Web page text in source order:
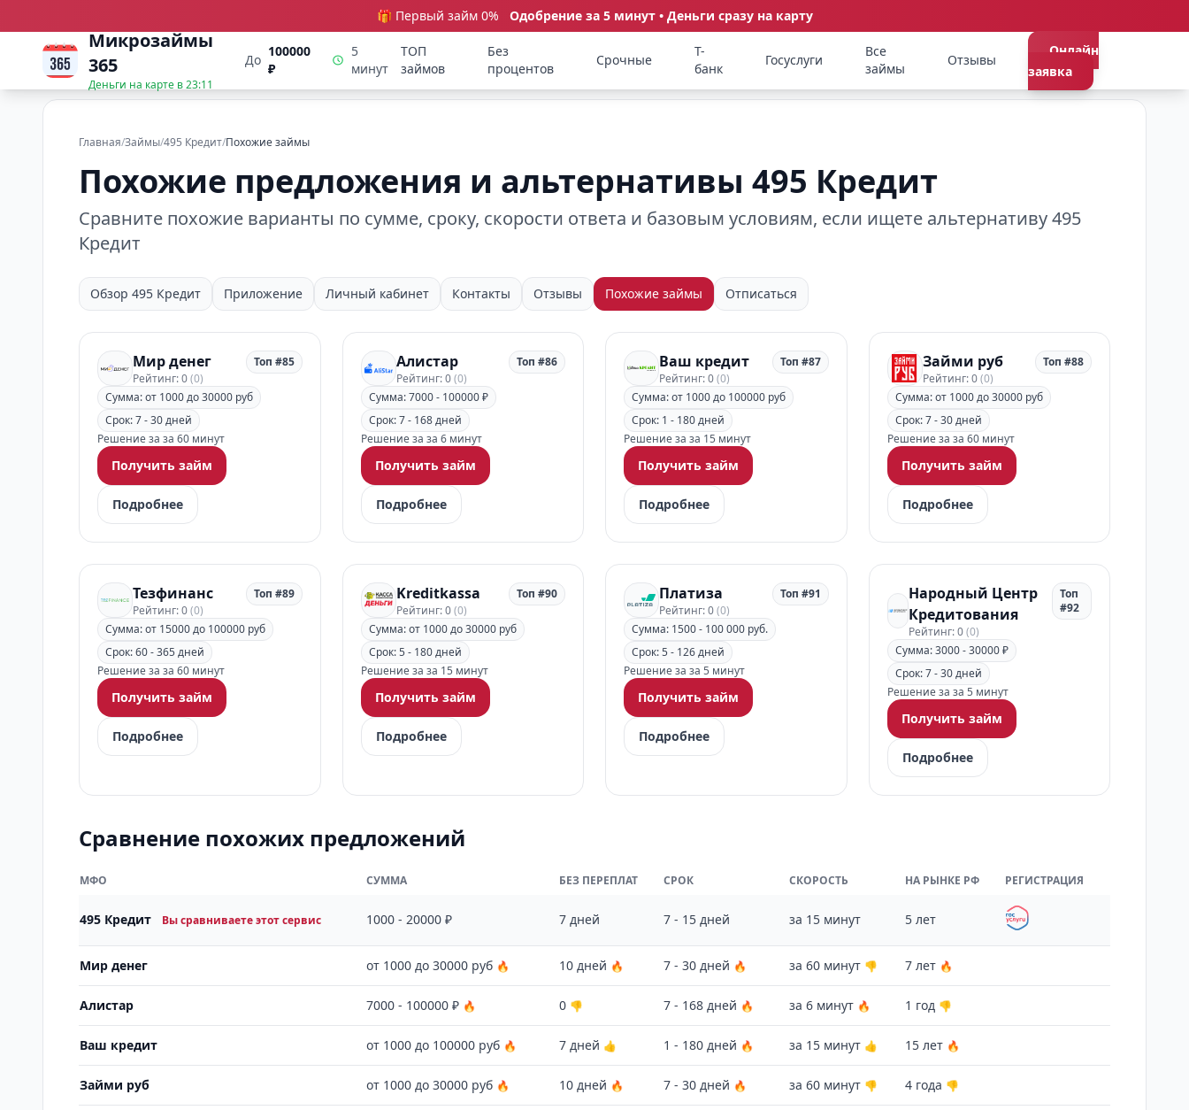
🎁 Первый займ 0% Одобрение за 5 минут • Деньги сразу на карту
Микрозаймы
365
Деньги на карте в23:11
До
100000
₽
5
минут
ТОП
займов
Без
процентов
Срочные
Т-
банк
Госуслуги
Все
займы
Отзывы
Онлайн
заявка
Главная/Займы/495 Кредит/Похожие займы
Похожие предложения и альтернативы 495 Кредит
Сравните похожие варианты по сумме, сроку, скорости ответа и базовым условиям, если ищете альтернативу 495
Кредит
Обзор 495 Кредит Приложение Личный кабинет Контакты Отзывы Похожие займы Отписаться
Мир денег
Рейтинг: 0(0)
Топ #85
Сумма: от 1000 до 30000 руб
Срок: 7 - 30 дней
Решение за за 60 минут
Получить займ
Подробнее
Алистар
Рейтинг: 0(0)
Топ #86
Сумма: 7000 - 100000 ₽
Срок: 7 - 168 дней
Решение за за 6 минут
Получить займ
Подробнее
Ваш кредит
Рейтинг: 0(0)
Топ #87
Сумма: от 1000 до 100000 руб
Срок: 1 - 180 дней
Решение за за 15 минут
Получить займ
Подробнее
Займи руб
Рейтинг: 0(0)
Топ #88
Сумма: от 1000 до 30000 руб
Срок: 7 - 30 дней
Решение за за 60 минут
Получить займ
Подробнее
Тезфинанс
Рейтинг: 0(0)
Топ #89
Сумма: от 15000 до 100000 руб
Срок: 60 - 365 дней
Решение за за 60 минут
Получить займ
Подробнее
Kreditkassa
Рейтинг: 0(0)
Топ #90
Сумма: от 1000 до 30000 руб
Срок: 5 - 180 дней
Решение за за 15 минут
Получить займ
Подробнее
Платиза
Рейтинг: 0(0)
Топ #91
Сумма: 1500 - 100 000 руб.
Срок: 5 - 126 дней
Решение за за 5 минут
Получить займ
Подробнее
Народный Центр
Кредитования
Рейтинг: 0(0)
Топ
#92
Сумма: 3000 - 30000 ₽
Срок: 7 - 30 дней
Решение за за 5 минут
Получить займ
Подробнее
Сравнение похожих предложений
МФО СУММА БЕЗ ПЕРЕПЛАТ СРОК СКОРОСТЬ НА РЫНКЕ РФ РЕГИСТРАЦИЯ
495 Кредит Вы сравниваете этот сервис 1000 - 20000 ₽ 7 дней 7 - 15 дней за 15 минут 5 лет
Мир денег от 1000 до 30000 руб 🔥 10 дней 🔥 7 - 30 дней 🔥 за 60 минут 👎 7 лет 🔥
Алистар 7000 - 100000 ₽ 🔥 0 👎 7 - 168 дней 🔥 за 6 минут 🔥 1 год 👎
Ваш кредит от 1000 до 100000 руб 🔥 7 дней 👍 1 - 180 дней 🔥 за 15 минут 👍 15 лет 🔥
Займи руб от 1000 до 30000 руб 🔥 10 дней 🔥 7 - 30 дней 🔥 за 60 минут 👎 4 года 👎